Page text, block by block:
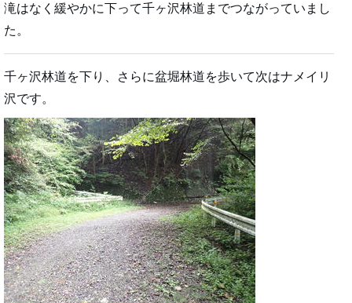
滝はなく緩やかに下って千ヶ沢林道までつながっていまし
た。
千ヶ沢林道を下り、さらに盆堀林道を歩いて次はナメイリ
沢です。